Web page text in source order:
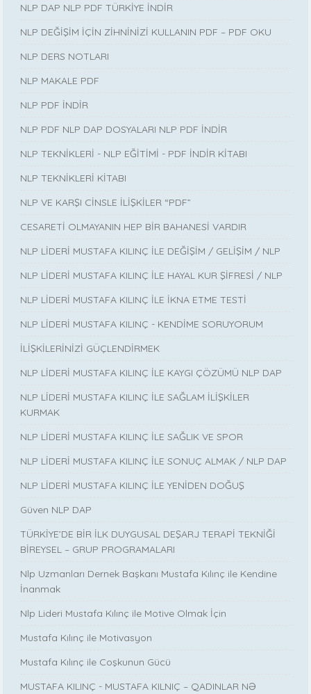
NLP DAP NLP PDF TÜRKİYE İNDİR
NLP DEĞİŞİM İÇİN ZİHNİNİZİ KULLANIN PDF – PDF OKU
NLP DERS NOTLARI
NLP MAKALE PDF
NLP PDF İNDİR
NLP PDF NLP DAP DOSYALARI NLP PDF İNDİR
NLP TEKNİKLERİ - NLP EĞİTİMİ - PDF İNDİR KİTABI
NLP TEKNİKLERİ KİTABI
NLP VE KARŞI CİNSLE İLİŞKİLER “PDF”
CESARETİ OLMAYANIN HEP BİR BAHANESİ VARDIR
NLP LİDERİ MUSTAFA KILINÇ İLE DEĞİŞİM / GELİŞİM / NLP
NLP LİDERİ MUSTAFA KILINÇ İLE HAYAL KUR ŞİFRESİ / NLP
NLP LİDERİ MUSTAFA KILINÇ İLE İKNA ETME TESTİ
NLP LİDERİ MUSTAFA KILINÇ - KENDİME SORUYORUM
İLİŞKİLERİNİZİ GÜÇLENDİRMEK
NLP LİDERİ MUSTAFA KILINÇ İLE KAYGI ÇÖZÜMÜ NLP DAP
NLP LİDERİ MUSTAFA KILINÇ İLE SAĞLAM İLİŞKİLER
KURMAK
NLP LİDERİ MUSTAFA KILINÇ İLE SAĞLIK VE SPOR
NLP LİDERİ MUSTAFA KILINÇ İLE SONUÇ ALMAK / NLP DAP
NLP LİDERİ MUSTAFA KILINÇ İLE YENİDEN DOĞUŞ
Güven NLP DAP
TÜRKİYE’DE BİR İLK DUYGUSAL DEŞARJ TERAPİ TEKNİĞİ
BİREYSEL – GRUP PROGRAMALARI
Nlp Uzmanları Dernek Başkanı Mustafa Kılınç ile Kendine
İnanmak
Nlp Lideri Mustafa Kılınç ile Motive Olmak İçin
Mustafa Kılınç ile Motivasyon
Mustafa Kılınç ile Coşkunun Gücü
MUSTAFA KILINÇ - MUSTAFA KILNIÇ – QADINLAR NƏ